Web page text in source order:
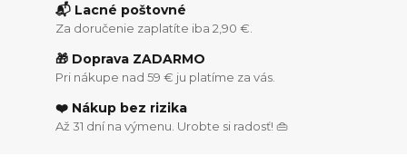
📬 Lacné poštovné
Za doručenie zaplatíte iba 2,90 €.
🎁 Doprava ZADARMO
Pri nákupe nad 59 € ju platíme za vás.
❤️ Nákup bez rizika
Až 31 dní na výmenu. Urobte si radosť! 👜